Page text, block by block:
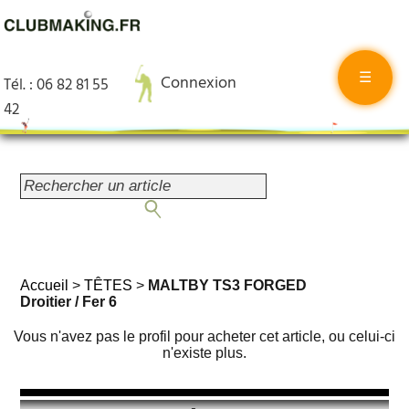
☰
Tél. : 06 82 81 55
42
Connexion
Accueil >TÊTES > MALTBY TS3 FORGED
Droitier / Fer 6
Vous n'avez pas le profil pour acheter cet article, ou celui-ci
n'existe plus.